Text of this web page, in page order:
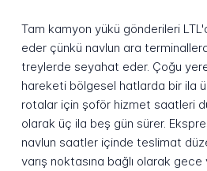
Tam kamyon yükü gönderileri
eder çünkü navlun ara
treylerde seyahat eder. Çoğu
hareketi bölgesel hatlarda bir ila
rotalar için şoför hizmet saatleri
olarak üç ila beş gün sürer.
navlun saatler içinde teslimat
varış noktasına bağlı olarak